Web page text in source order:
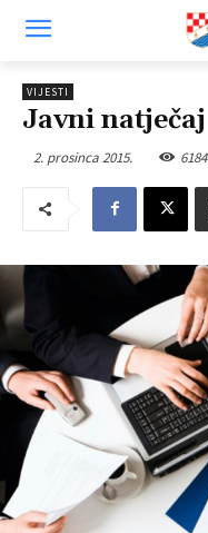
VIJESTI
Javni natječaj
2. prosinca 2015. 6184